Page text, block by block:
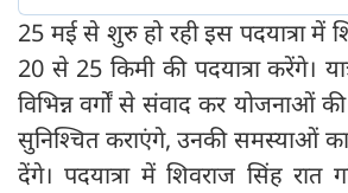
25 मई से शुरु हो रही इस पदयात्रा में
20 से 25 किमी की पदयात्रा करेंगे।
विभिन्न वर्गों से संवाद कर योजनाओं
सुनिश्चित कराएंगे, उनकी समस्याओं
देंगे। पदयात्रा में शिवराज सिंह रात